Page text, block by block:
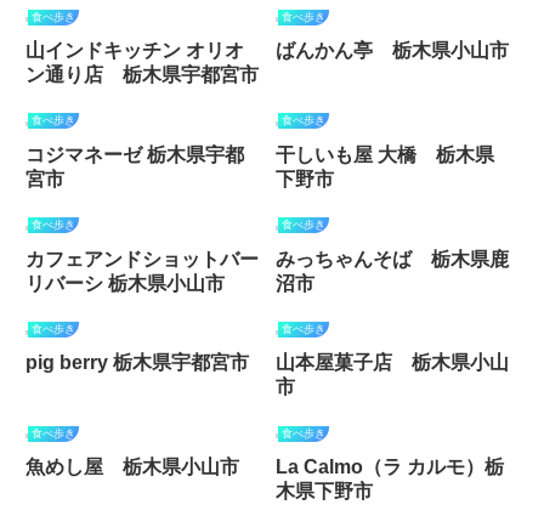
食べ歩き
山インドキッチン オリオ
ン通り店 栃木県宇都宮市
食べ歩き
ばんかん亭 栃木県小山市
食べ歩き
コジマネーゼ 栃木県宇都
宮市
食べ歩き
干しいも屋 大橋 栃木県
下野市
食べ歩き
カフェアンドショットバー
リバーシ 栃木県小山市
食べ歩き
みっちゃんそば 栃木県鹿
沼市
食べ歩き
pig berry 栃木県宇都宮市
食べ歩き
山本屋菓子店 栃木県小山
市
食べ歩き
魚めし屋 栃木県小山市
食べ歩き
La Calmo（ラ カルモ）栃
木県下野市